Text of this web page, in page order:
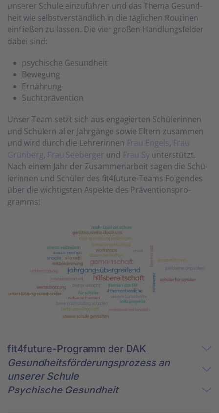
unserer Schule ein­zu­führen und das Thema Ge­sund­
heit wie selbst­ver­ständ­lich in die täg­li­chen Routinen
ein­fließen zu lassen. Die vier großen Hand­lungs­felder
dabei sind:
psychische Gesundheit
Bewegung
Ernährung
Suchtprävention
Unser Team setzt sich aus enga­gier­ten Schü­ler­in­nen
und Schü­lern aller Jahr­gänge so­wie El­tern zu­sam­men
und wird durch die Lehr­er­in­nen Frau Engels, Frau
Grün­berg, Frau See­berger und Frau Sy unter­stützt.
Nach einem Jahr der Zu­sam­men­arbeit sagen die Schü­
ler­in­nen und Schü­ler des fit4future-Teams Fol­gen­des
über die wich­tigs­ten As­pek­te des Prä­ven­tions­pro­
gramms:
fit4future-Programm der DAK
Gesundheitsförderungsprozess an
unserer Schule
Psychische Gesundheit